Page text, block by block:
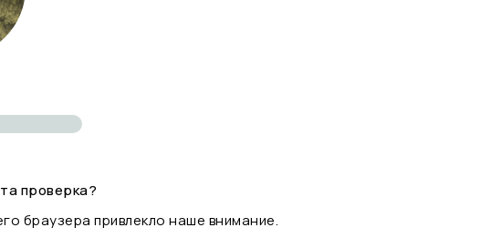
проверка?
браузера привлекло наше внимание.